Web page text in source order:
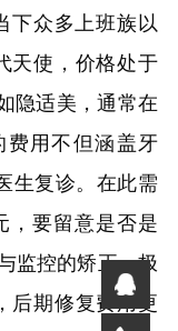
下众多上班族以
天使，价格处于
隐适美，通常在
费用不但涵盖牙
生复诊。在此需
，要留意是否是
监控的矫正，极
后期修复费用更